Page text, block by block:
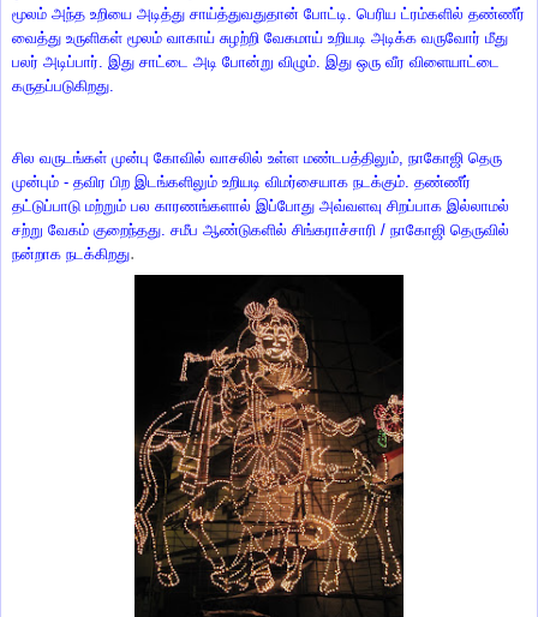
மூலம் அந்த உறியை அடித்து சாய்த்துவதுதான் போட்டி. பெரிய ட்ரம்களில் தண்ணீர்
வைத்து உருளிகள் மூலம் வாகாய் சுழற்றி வேகமாய் உறியடி அடிக்க வருவோர் மீது
பலர் அடிப்பார். இது சாட்டை அடி போன்று விழும். இது ஒரு வீர விளையாட்டை
கருதப்படுகிறது.
சில வருடங்கள் முன்பு கோவில் வாசலில் உள்ள மண்டபத்திலும், நாகோஜி தெரு
முன்பும் - தவிர பிற இடங்களிலும் உறியடி விமர்சையாக நடக்கும். தண்ணீர்
தட்டுப்பாடு மற்றும் பல காரணங்களால் இப்போது அவ்வளவு சிறப்பாக இல்லாமல்
சற்று வேகம் குறைந்தது. சமீப ஆண்டுகளில் சிங்கராச்சாரி / நாகோஜி தெருவில்
நன்றாக நடக்கிறது.